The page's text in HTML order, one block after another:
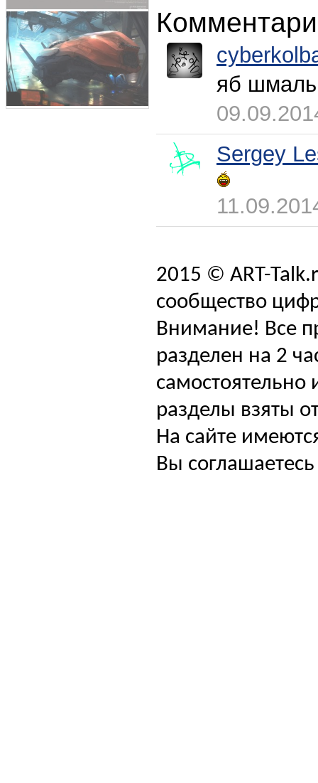
яб
Sergey
2015 © ART-
сообщество
Внимание! Все
разделен на 2
самостоятельно
разделы взяты
На сайте
Вы